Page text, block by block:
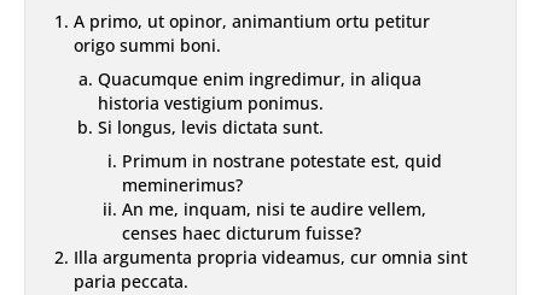
A primo, ut opinor, animantium ortu petitur
origo summi boni.
Quacumque enim ingredimur, in aliqua
historia vestigium ponimus.
Si longus, levis dictata sunt.
Primum in nostrane potestate est, quid
meminerimus?
An me, inquam, nisi te audire vellem,
censes haec dicturum fuisse?
Illa argumenta propria videamus, cur omnia sint
paria peccata.